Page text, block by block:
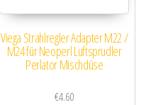
Viega Strahlregler Adapter M22 /
M24 für Neoperl Luftsprudler
Perlator Mischdüse
€4.60